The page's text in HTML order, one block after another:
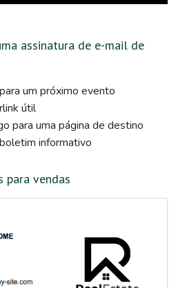
assinatura de e-mail de
um próximo evento
útil
para uma página de destino
informativo
para vendas